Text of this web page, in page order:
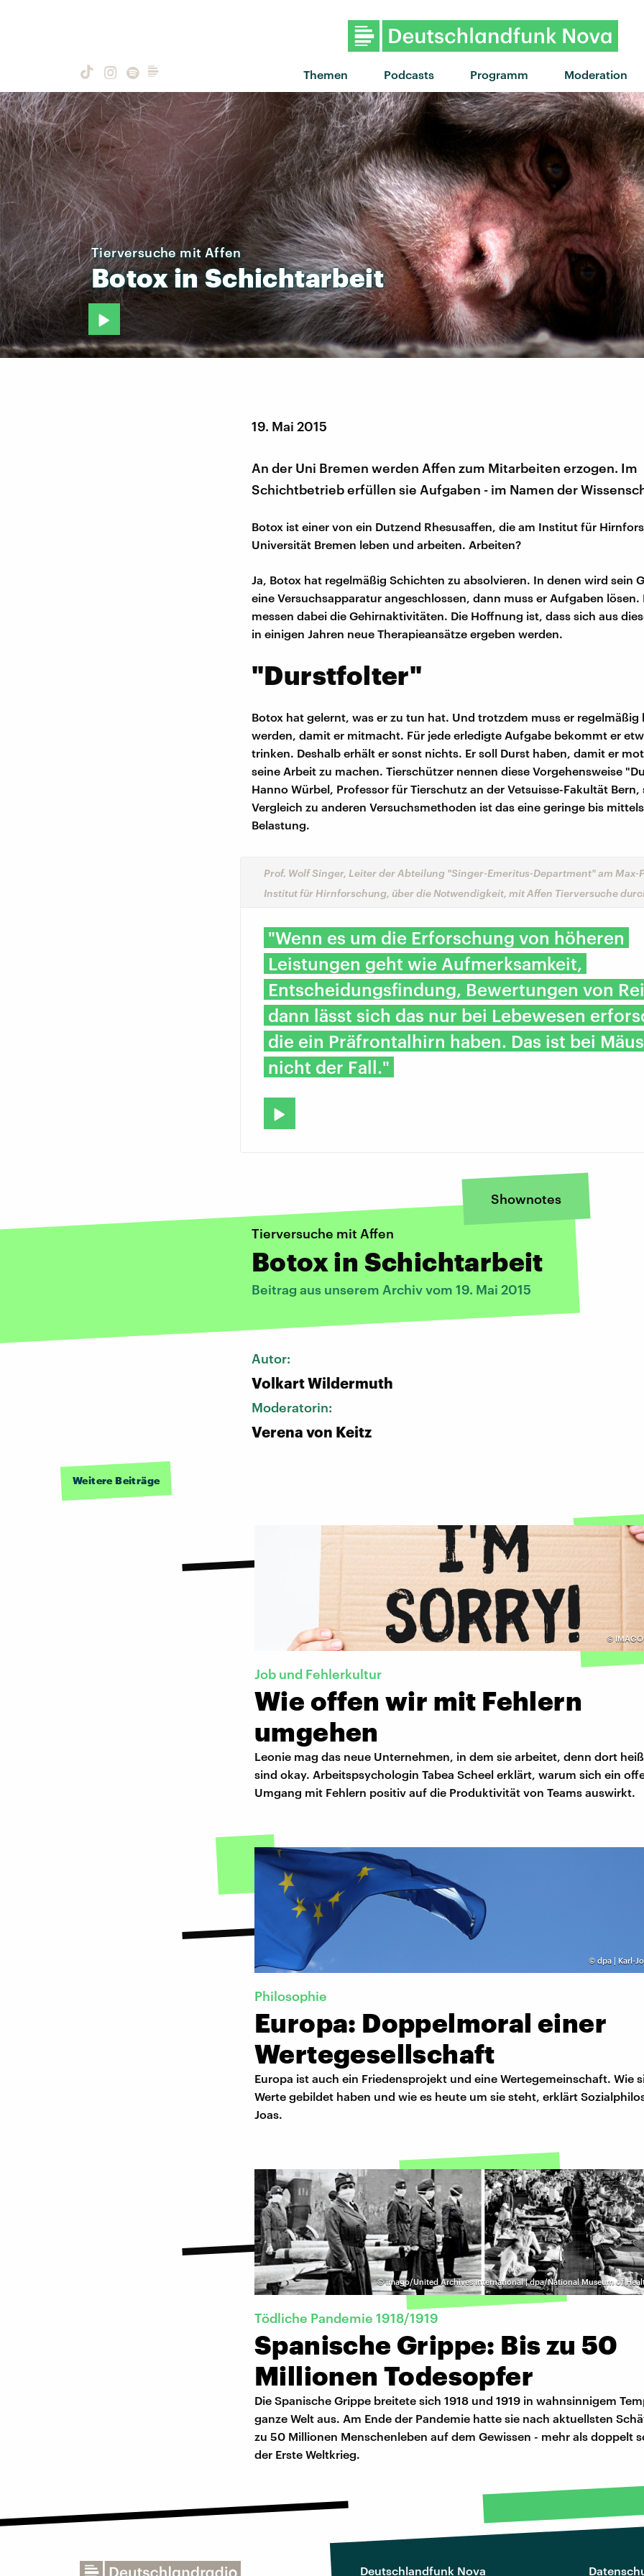
Themen Podcasts Programm Moderation
"Gravity" von The
Tierversuche mit Affen
Botox inSchichtarbeit
19. Mai 2015
An der Uni Bremen werden Affen zum Mitarbeiten erzogen. Im
Schichtbetrieb erfüllen sie Aufgaben - im Namen der
Botox ist einer von ein Dutzend Rhesusaffen, die am Institut für
Universität Bremen leben und arbeiten. Arbeiten?
Ja, Botox hat regelmäßig Schichten zu absolvieren. In denen wird sein
eine Versuchsapparatur angeschlossen, dann muss er Aufgaben lösen.
messen dabei die Gehirnaktivitäten. Die Hoffnung ist, dass sich aus
in einigen Jahren neue Therapieansätze ergeben werden.
"Durstfolter"
Botox hat gelernt, was er zu tun hat. Und trotzdem muss er regelmäßig
werden, damit er mitmacht. Für jede erledigte Aufgabe bekommt er
trinken. Deshalb erhält er sonst nichts. Er soll Durst haben, damit er
seine Arbeit zu machen. Tierschützer nennen diese Vorgehensweise
Hanno Würbel, Professor für Tierschutz an der Vetsuisse-Fakultät Bern,
Vergleich zu anderen Versuchsmethoden ist das eine geringe bis
Belastung.
Prof. Wolf Singer, Leiter der Abteilung "Singer-Emeritus-Department" am Max-
Institut für Hirnforschung, über die Notwendigkeit, mit Affen Tierversuche
"Wenn es um die Erforschung von höheren
Leistungen geht wie Aufmerksamkeit,
Entscheidungsfindung, Bewertungen von
dann lässt sich das nur bei Lebewesen
die ein Präfrontalhirn haben. Das ist bei
nicht der Fall."
Shownotes
Tierversuche mit Affen
Botox in Schichtarbeit
Beitrag aus unserem Archiv vom 19. Mai 2015
Autor:
Volkart Wildermuth
Moderatorin:
Verena von Keitz
Weitere Beiträge
©
Job und Fehlerkultur
Wie offen wir mit Fehlern
umgehen
Leonie mag das neue Unternehmen, in dem sie arbeitet, denn dort
sind okay. Arbeitspsychologin Tabea Scheel erklärt, warum sich ein
Umgang mit Fehlern positiv auf die Produktivität von Teams auswirkt.
© dpa | Karl-
Philosophie
Europa: Doppelmoral einer
Wertegesellschaft
Europa ist auch ein Friedensprojekt und eine Wertegemeinschaft. Wie
Werte gebildet haben und wie es heute um sie steht, erklärt
Joas.
©imago/United Archives International | dpa/National Museum of
Tödliche Pandemie 1918/1919
Spanische Grippe: Bis zu 50
Millionen Todesopfer
Die Spanische Grippe breitete sich 1918 und 1919 in wahnsinnigem
ganze Welt aus. Am Ende der Pandemie hatte sie nach aktuellsten
zu 50 Millionen Menschenleben auf dem Gewissen - mehr als doppelt
der Erste Weltkrieg.
Deutschlandfunk Nova